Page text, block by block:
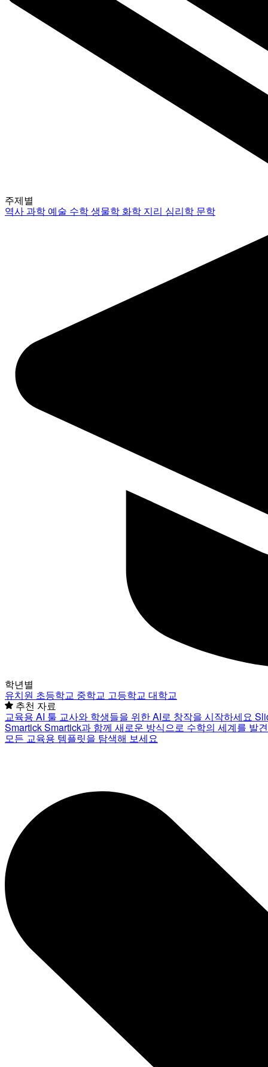
주제별
역사과학 예술 수학생물학 화학 지리 심리학 문학
학년별
유치원 초등학교 중학교 고등학교 대학교
추천 자료
교육용 AI 툴 교사와 학생들을 위한 AI로 창작을 시작하세요
SmartickSmartick과 함께 새로운 방식으로 수학의 세계를 발
모든 교육용 템플릿을 탐색해 보세요